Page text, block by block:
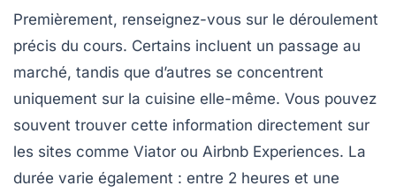
Premièrement, renseignez-vous sur le déroulement
précis du cours. Certains incluent un passage au
marché, tandis que d’autres se concentrent
uniquement sur la cuisine elle-même. Vous pouvez
souvent trouver cette information directement sur
les sites comme Viator ou Airbnb Experiences. La
durée varie également : entre 2 heures et une